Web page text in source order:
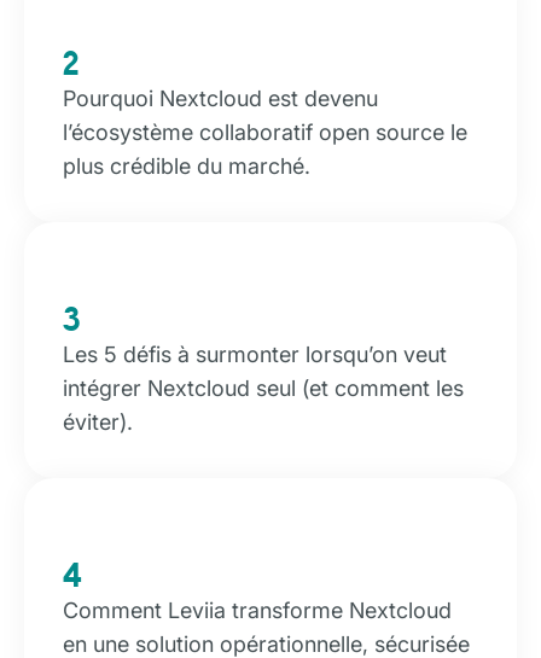
2
Pourquoi Nextcloud est devenu
l’écosystème collaboratif open source le
plus crédible du marché.
3
Les 5 défis à surmonter lorsqu’on veut
intégrer Nextcloud seul (et comment les
éviter).
4
Comment Leviia transforme Nextcloud
en une solution opérationnelle, sécurisée